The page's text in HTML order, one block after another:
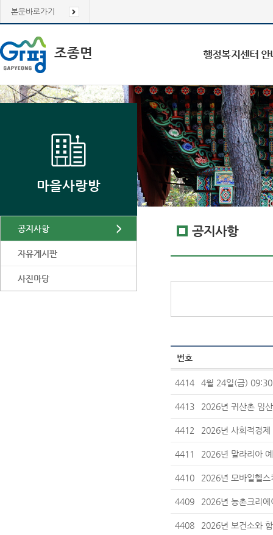
본문바로가기
조종면 행정복지센터 안
마을사랑방
공지사항
자유게시판
사진마당
공지사항
번호
4414 4월 24일(금)
4413 2026년 귀산촌 임
4412 2026년 사회적경
4411 2026년 말라리아
4410 2026년 모바일헬
4409 2026년 농촌크리에
4408 2026년 보건소와